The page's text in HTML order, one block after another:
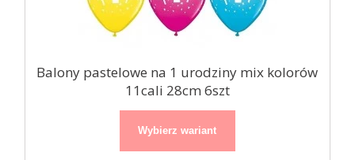
Balony pastelowe na 1 urodziny mix kolorów
11cali 28cm 6szt
Wybierz wariant